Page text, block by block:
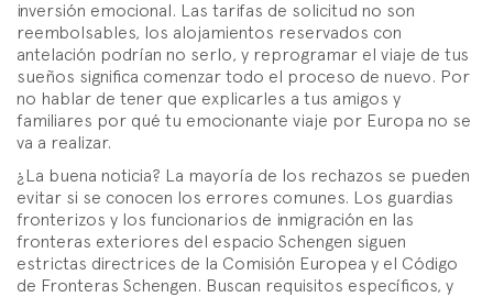
inversión emocional. Las tarifas de solicitud no son
reembolsables, los alojamientos reservados con
antelación podrían no serlo, y reprogramar el viaje de tus
sueños significa comenzar todo el proceso de nuevo. Por
no hablar de tener que explicarles a tus amigos y
familiares por qué tu emocionante viaje por Europa no se
va a realizar.
¿La buena noticia? La mayoría de los rechazos se pueden
evitar si se conocen los errores comunes. Los guardias
fronterizos y los funcionarios de inmigración en las
fronteras exteriores del espacio Schengen siguen
estrictas directrices de la Comisión Europea y el Código
de Fronteras Schengen. Buscan requisitos específicos, y